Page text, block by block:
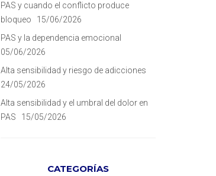
PAS y cuando el conflicto produce
bloqueo
15/06/2026
PAS y la dependencia emocional
05/06/2026
Alta sensibilidad y riesgo de adicciones
24/05/2026
Alta sensibilidad y el umbral del dolor en
PAS
15/05/2026
CATEGORÍAS